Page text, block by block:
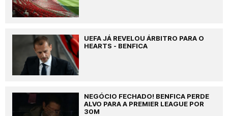
UEFA JÁ REVELOU ÁRBITRO PARA O
HEARTS - BENFICA
NEGÓCIO FECHADO! BENFICA PERDE
ALVO PARA A PREMIER LEAGUE POR
30M